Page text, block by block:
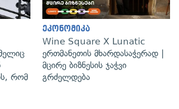
რომ
ეკონომიკა
Wine Square X Lunatic
ერთმანეთის მხარდასაჭერად |
მცირე ბიზნესის ჯაჭვი
გრძელდება